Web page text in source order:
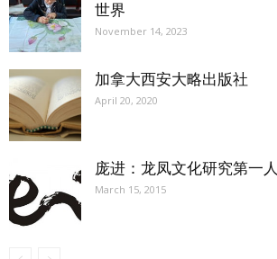
世界
November 14, 2023
加拿大西安大略出版社
April 20, 2020
庞进：龙凤文化研究第一人
March 15, 2015